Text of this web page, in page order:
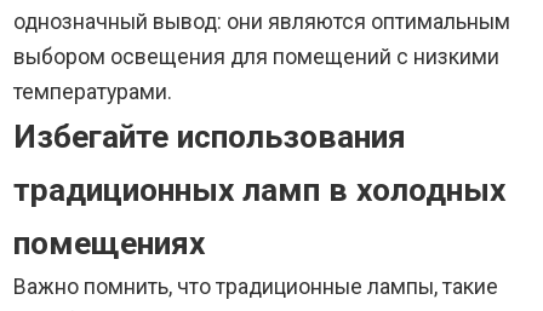
однозначный вывод: они являются оптимальным
выбором освещения для помещений с низкими
температурами.
Избегайте использования
традиционных ламп в холодных
помещениях
Важно помнить, что традиционные лампы, такие